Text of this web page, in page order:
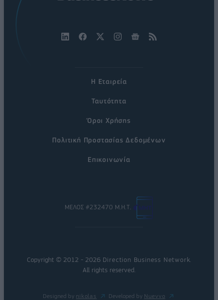
Η Εταιρεία
Ταυτότητα
Όροι Χρήσης
Πολιτική Προστασίας Δεδομένων
Επικοινωνία
ΜΕΛΟΣ #232470 Μ.Η.Τ.
Copyright © 2012 - 2026 Direction Business Network
All rights reserved.
Designed by nikolas Developed by Nuevvo